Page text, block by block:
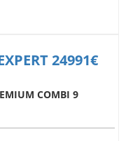
24991€
COMBI 9